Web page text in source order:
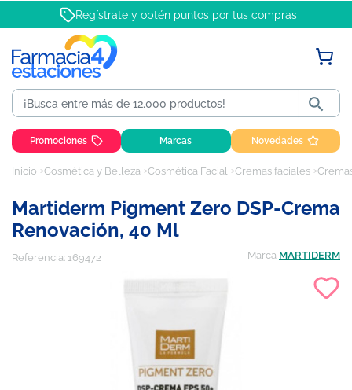
Regístratey obtén puntospor tus compras

Promociones Marcas Novedades
Inicio Cosmética y Belleza Cosmética Facial Cremas faciales
Martiderm Pigment Zero DSP-Crema
Renovación, 40 Ml
Referencia: 169472 Marca MARTIDERM